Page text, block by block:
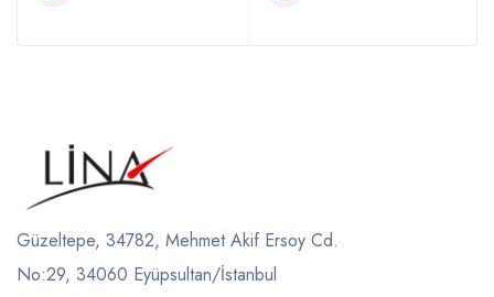
Güzeltepe, 34782, Mehmet Akif Ersoy Cd.
No:29, 34060 Eyüpsultan/İstanbul